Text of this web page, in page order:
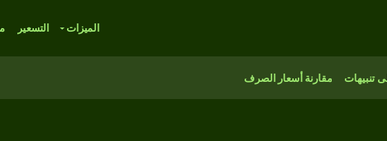
الميزات التسعير
تنبيهات مقارنة أسعار الصرف